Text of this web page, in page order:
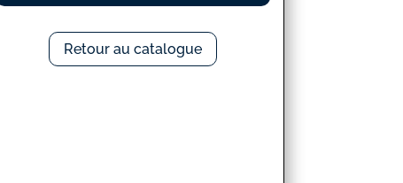
Retour au catalogue